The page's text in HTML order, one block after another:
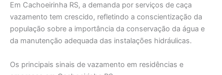
Em Cachoeirinha RS, a demanda por serviços de caça
vazamento tem crescido, refletindo a conscientização da
população sobre a importância da conservação da água e
da manutenção adequada das instalações hidráulicas.
Os principais sinais de vazamento em residências e